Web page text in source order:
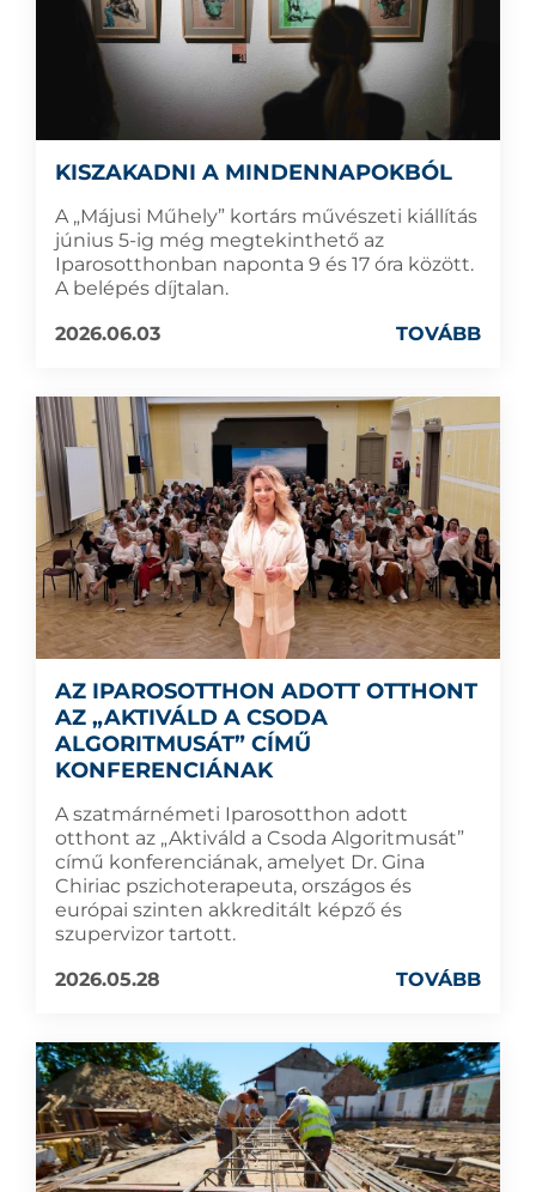
KISZAKADNI A MINDENNAPOKBÓL
A „Májusi Műhely” kortárs művészeti kiállítás
június 5-ig még megtekinthető az
Iparosotthonban naponta 9 és 17 óra között.
A belépés díjtalan.
2026.06.03
TOVÁBB
AZ IPAROSOTTHON ADOTT OTTHONT
AZ „AKTIVÁLD A CSODA
ALGORITMUSÁT” CÍMŰ
KONFERENCIÁNAK
A szatmárnémeti Iparosotthon adott
otthont az „Aktiváld a Csoda Algoritmusát”
című konferenciának, amelyet Dr. Gina
Chiriac pszichoterapeuta, országos és
európai szinten akkreditált képző és
szupervizor tartott.
2026.05.28
TOVÁBB